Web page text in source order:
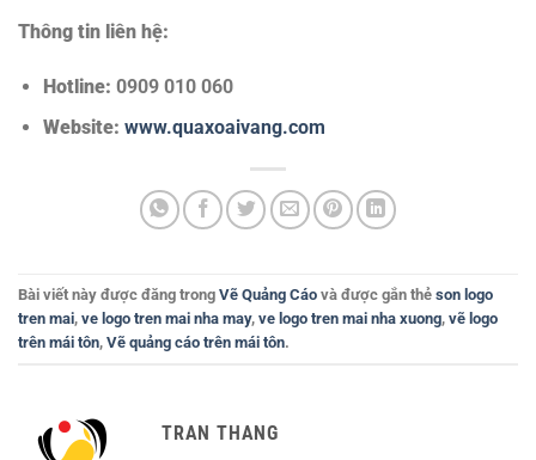
Thông tin liên hệ:
Hotline: 0909 010 060
Website: www.quaxoaivang.com
Bài viết này được đăng trong Vẽ Quảng Cáo và được gắn thẻ son logo
tren mai, ve logo tren mai nha may, ve logo tren mai nha xuong, vẽ logo
trên mái tôn, Vẽ quảng cáo trên mái tôn.
TRAN THANG